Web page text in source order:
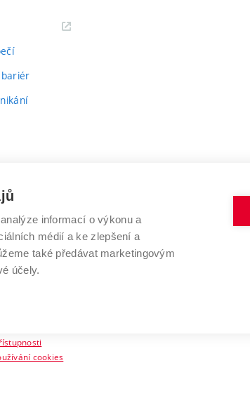
TECHNICKÉ V BRNĚ
1
www.vut.cz
cookies
informací o výkonu a
médií a ke zlepšení a
také předávat marketingovým
účely.